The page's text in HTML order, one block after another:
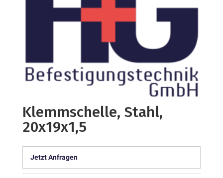
Klemmschelle, Stahl,
20x19x1,5
Jetzt Anfragen